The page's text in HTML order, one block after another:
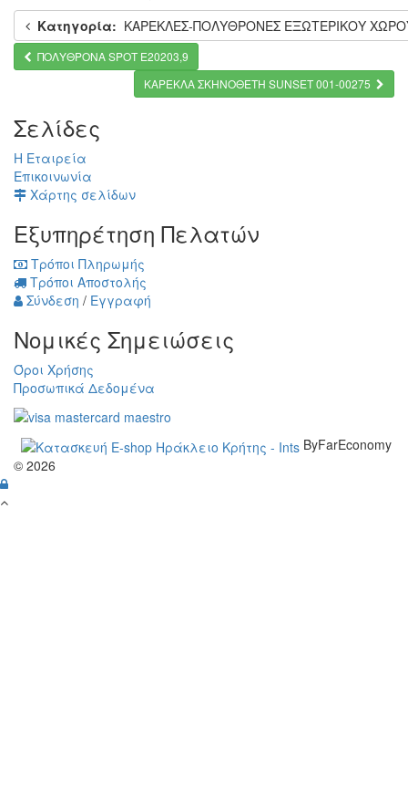
Κατηγορία: ΚΑΡΕΚΛΕΣ-ΠΟΛΥΘΡΟΝΕΣ ΕΞΩΤΕΡΙΚΟΥ
ΠΟΛΥΘΡΟΝΑ SPOT Ε20203,9
ΚΑΡΕΚΛΑ ΣΚΗΝΟΘΕΤΗ SUNSET 001-00275
Σελίδες
Η Εταιρεία
Επικοινωνία
Χάρτης σελίδων
Εξυπηρέτηση Πελατών
Τρόποι Πληρωμής
Τρόποι Αποστολής
Σύνδεση / Εγγραφή
Νομικές Σημειώσεις
Όροι Χρήσης
Προσωπικά Δεδομένα
ByFarEconomy
© 2026